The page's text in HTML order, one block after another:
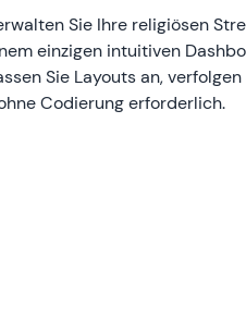
Sie Ihre religiösen
einzigen intuitiven
Sie Layouts an,
Codierung erforderlich.